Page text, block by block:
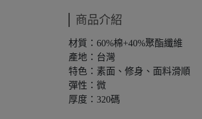
商品介紹
材質：60%棉+40%聚酯纖維
產地：台灣
特色：素面、修身、面料滑順
彈性：微
厚度：320碼